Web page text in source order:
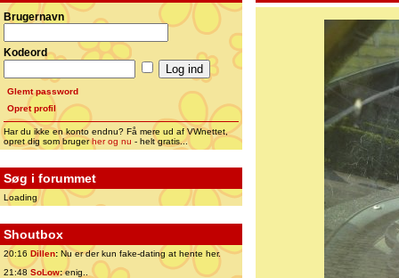
Brugernavn
Kodeord
Glemt password
Opret profil
Har du ikke en konto endnu? Få mere ud af VWnettet,
opret dig som brugerher og nu - helt gratis...
Søg i forummet
Loading
Shoutbox
20:16 Dillen: Nu er der kun fake-dating at hente her.
21:48 SoLow:enig..